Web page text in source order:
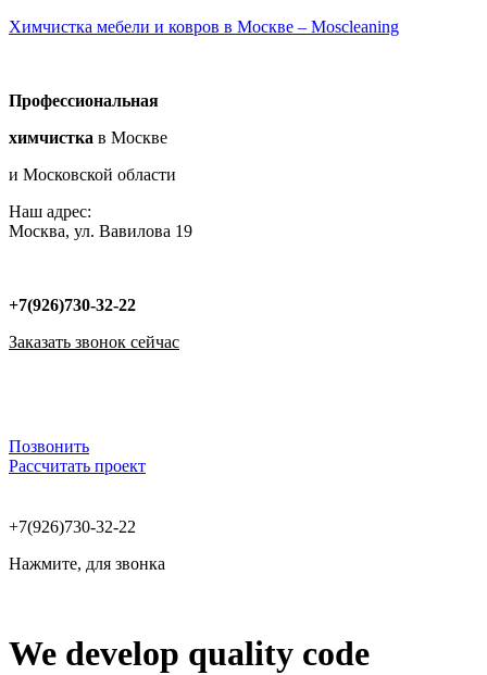
Химчистка мебели и ковров в Москве – Moscleaning
Профессиональная
химчистка в Москве
и Московской области
Наш адрес:
Москва, ул. Вавилова 19
+7(926)730-32-22
Заказать звонок сейчас
Позвонить
Рассчитать проект
+7(926)730-32-22
Нажмите, для звонка
We develop quality code